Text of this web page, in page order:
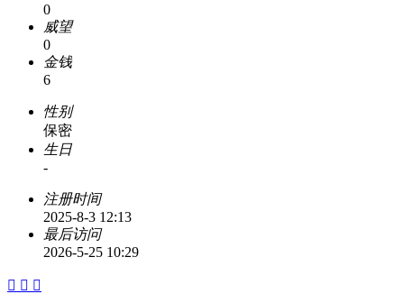
0
威望
0
金钱
6
性别
保密
生日
-
注册时间
2025-8-3 12:13
最后访问
2026-5-25 10:29
  